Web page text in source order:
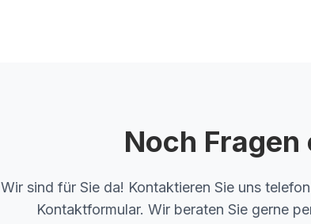
Noch Fragen
Wir sind für Sie da! Kontaktieren Sie uns
Kontaktformular. Wir beraten Sie gerne